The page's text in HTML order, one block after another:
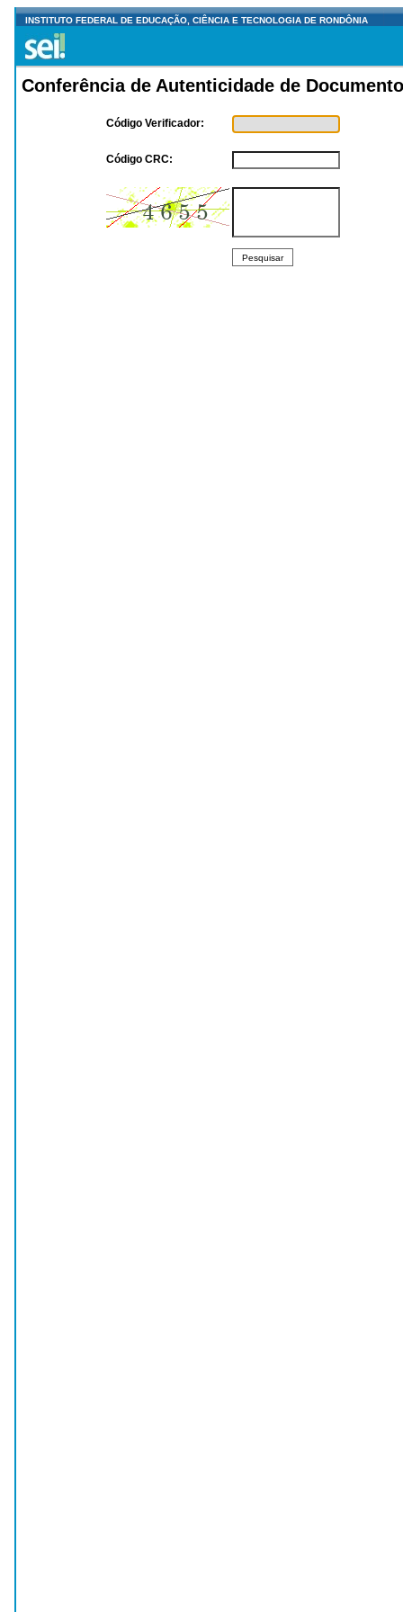
INSTITUTO FEDERAL DE EDUCAÇÃO, CIÊNCIA E TECNOLOGIA DE RONDÔNIA
Conferência de Autenticidade de
Código Verificador:
Código CRC:
Pesquisar